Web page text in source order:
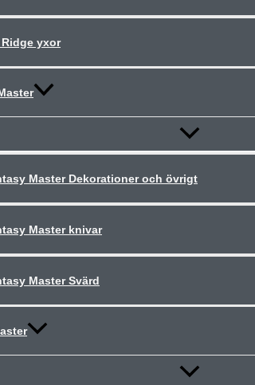
Ridge yxor
Slå
meny
Master Dekorationer och övrigt
Master knivar
Master Svärd
Slå